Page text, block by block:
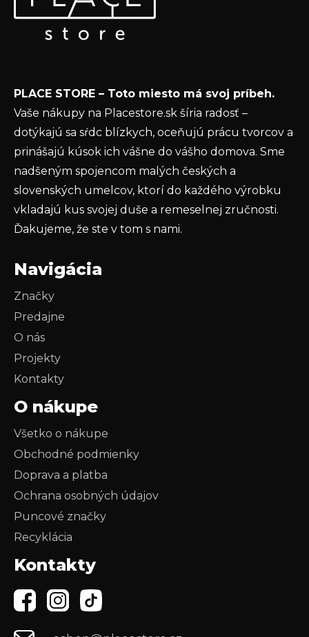
o nových produktoch na našom e-shope.
ochrany osobných údajov
PRIHLÁSIŤ SA
PLACE STORE – Toto miesto má svoj príbeh.
Vaše nákupy na Placestore.sk šíria radosť –
dotýkajú sa sŕdc blízkych, oceňujú prácu tvorcov a
prinášajú kúsok ich vášne do vášho domova. Sme
nadšeným spojencom malých českých a
slovenských umelcov, ktorí do každého výrobku
vkladajú kus svojej duše a remeselnej zručnosti.
Ďakujeme, že ste v tom s nami.
Navigácia
Značky
Predajne
O nás
Projekty
Kontakty
O nákupe
Všetko o nákupe
Obchodné podmienky
Doprava a platba
Ochrana osobných údajov
Puncové značky
Recyklácia
Kontakty